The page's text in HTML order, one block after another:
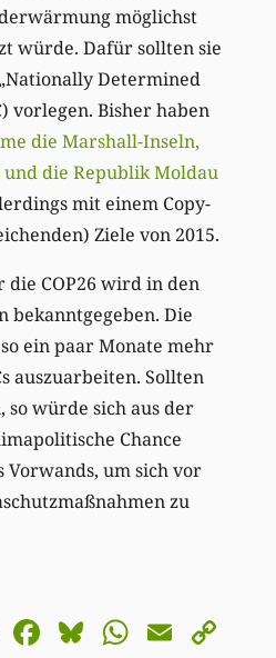
möglichst
würde. Dafür sollten sie
Determined
vorlegen. Bisher haben
die Marshall-Inseln,
die Republik Moldau
mit einem Copy-
Ziele von 2015.
COP26 wird in den
bekanntgegeben. Die
ein paar Monate mehr
auszuarbeiten. Sollten
so würde sich aus der
Chance
Vorwands, um sich vor
zu
Mastodon
Facebook
BlueskyEmail